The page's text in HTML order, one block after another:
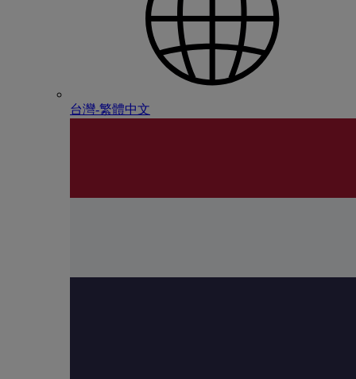
台灣-繁體中文